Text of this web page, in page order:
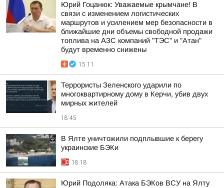
Юрий Гоцанюк: Уважаемые крымчане! В
связи с изменением логистических
маршрутов и усилением мер безопасности в
ближайшие дни объемы свободной продажи
топлива на АЗС компаний "ТЭС" и "Атан"
будут временно снижены
15:11
Террористы Зеленского ударили по
многоквартирному дому в Керчи, убив двух
мирных жителей
18:45
В Ялте уничтожили подплывшие к берегу
украинские БЭКи
18:18
Юрий Подоляка: Атака БЭКов ВСУ на Ялту